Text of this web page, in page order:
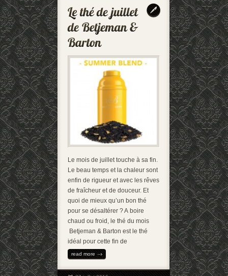
Le mois de juillet touche à sa fin.
Le beau temps et la chaleur sont
enfin de rigueur et avec les rêves
de fraîcheur et de douceur. Et
quoi de mieux qu’un bon thé
pour se désaltérer ? A boire
chaud ou froid, le thé du mois
Betjeman & Barton est le thé
idéal pour cette fin de
read more